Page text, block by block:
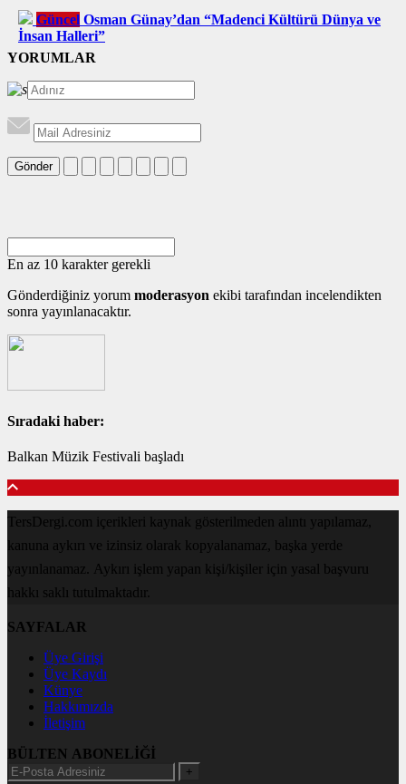
Güncel Osman Günay’dan “Madenci Kültürü Dünya ve
İnsan Halleri”
YORUMLAR
Gönder
En az 10 karakter gerekli
Gönderdiğiniz yorum moderasyon ekibi tarafından incelendikten
sonra yayınlanacaktır.
Sıradaki haber:
Balkan Müzik Festivali başladı
TersDergi.com içerikleri kaynak gösterilmeden alıntı yapılamaz,
kanuna aykırı ve izinsiz olarak kopyalanamaz, başka yerde
yayınlanamaz. Aykırı işlem yapan kişi/kişiler için yasal başvuru
hakkı saklı tutulmaktadır.
SAYFALAR
Üye Girişi
Üye Kaydı
Künye
Hakkımızda
İletişim
BÜLTEN ABONELİĞİ
+